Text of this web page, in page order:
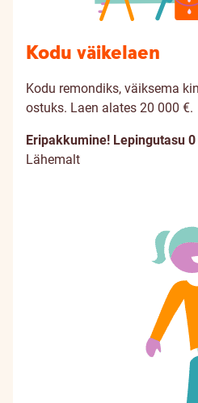
Kodu väikelaen
Kodu remondiks, väiksema
ostuks. Laen alates 20 000 €.
Eripakkumine! Lepingutasu 0
Lähemalt